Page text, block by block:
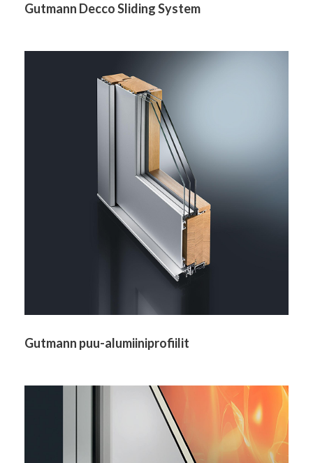
Gutmann Decco Sliding System
Gutmann puu-alumiiniprofiilit